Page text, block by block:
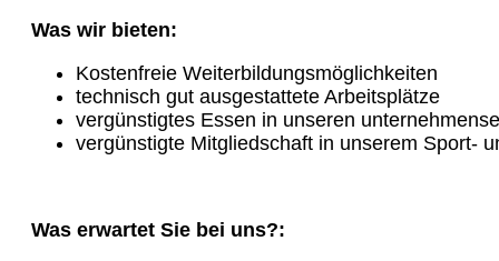
Was wir bieten:
Kostenfreie Weiterbildungsmöglichkeiten
technisch gut ausgestattete Arbeitsplätze
vergünstigtes Essen in unseren
vergünstigte Mitgliedschaft in unserem Sport-
Was erwartet Sie bei uns?: